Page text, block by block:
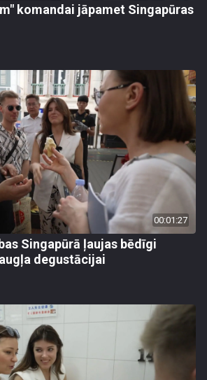
komandai jāpamet Singapūras
00:01:27
Singapūrā ļaujas bēdīgi
degustācijai